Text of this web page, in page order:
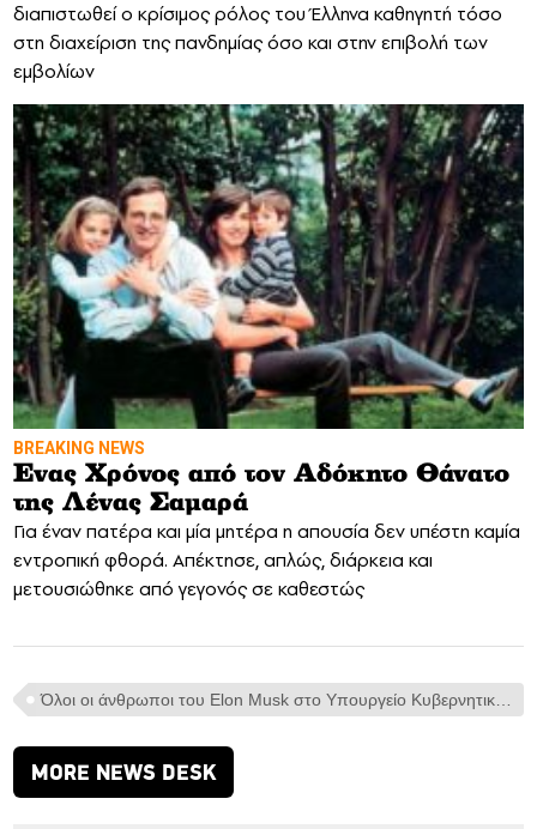
διαπιστωθεί ο κρίσιμος ρόλος του Έλληνα καθηγητή τόσο
στη διαχείριση της πανδημίας όσο και στην επιβολή των
εμβολίων
BREAKING NEWS
Eνας Χρόνος από τον Αδόκητο Θάνατο
της Λένας Σαμαρά
Για έναν πατέρα και μία μητέρα η απουσία δεν υπέστη καμία
εντροπική φθορά. Απέκτησε, απλώς, διάρκεια και
μετουσιώθηκε από γεγονός σε καθεστώς
MORE NEWS DESK